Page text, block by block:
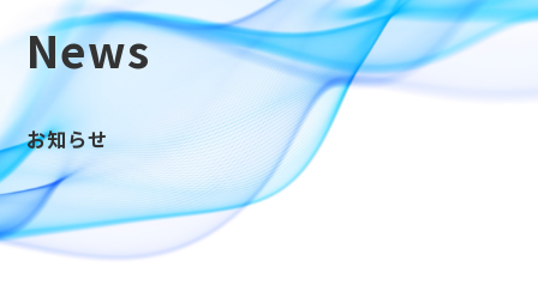
News
お知らせ